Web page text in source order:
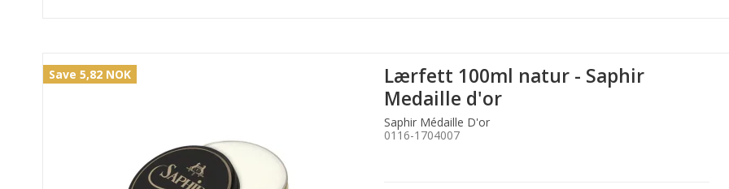
Save 5,82 NOK
Lærfett 100ml natur - Saphir
Medaille d'or
Saphir Médaille D'or
0116-1704007